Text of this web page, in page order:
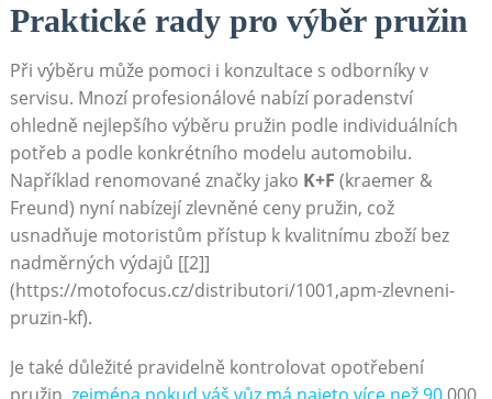
Praktické ⁤rady pro výběr pružin
Při ‍výběru může pomoci ⁣i konzultace ‌s odborníky v
servisu. Mnozí profesionálové nabízí poradenství
ohledně ⁣nejlepšího výběru ‍pružin podle ‍individuálních
potřeb a podle konkrétního modelu automobilu.
‍Například ⁣renomované značky ⁤jako K+F (kraemer &
‍Freund) nyní nabízejí ⁣zlevněné ceny pružin,​ což
usnadňuje motoristům přístup​ k ⁣kvalitnímu zboží⁢ bez
nadměrných​ výdajů [[2]]
(https://motofocus.cz/distributori/1001,apm-zlevneni-
pruzin-kf).
Je také důležité pravidelně kontrolovat​ opotřebení‌
pružin, zejména pokud ⁤váš vůz​ má najeto⁢ více než ⁤90.000